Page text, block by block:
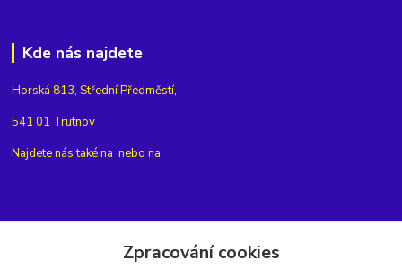
Kde nás najdete
Horská 813, Střední Předměstí,
541 01 Trutnov
Najdete nás také na nebo na
Zpracování cookies